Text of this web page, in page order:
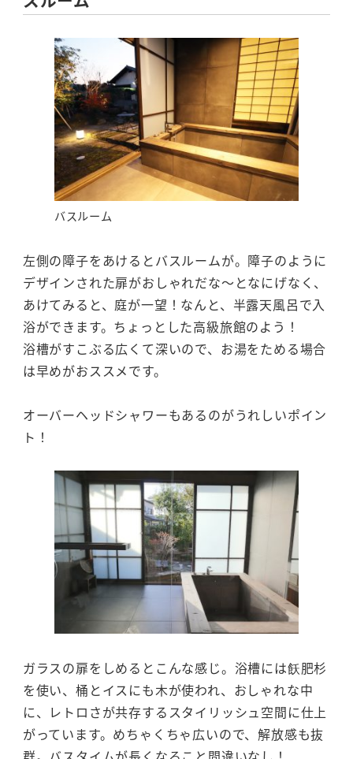
バスルーム
左側の障子をあけるとバスルームが。障子のように
デザインされた扉がおしゃれだな～となにげなく、
あけてみると、庭が一望！なんと、半露天風呂で入
浴ができます。ちょっとした高級旅館のよう！
浴槽がすこぶる広くて深いので、お湯をためる場合
は早めがおススメです。
オーバーヘッドシャワーもあるのがうれしいポイン
ト！
ガラスの扉をしめるとこんな感じ。浴槽には飫肥杉
を使い、桶とイスにも木が使われ、おしゃれな中
に、レトロさが共存するスタイリッシュ空間に仕上
がっています。めちゃくちゃ広いので、解放感も抜